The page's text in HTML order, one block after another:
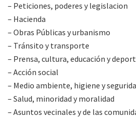
– Peticiones, poderes y legislacion
– Hacienda
– Obras Públicas y urbanismo
– Tránsito y transporte
– Prensa, cultura, educación y
– Acción social
– Medio ambiente, higiene y
– Salud, minoridad y moralidad
– Asuntos vecinales y de las